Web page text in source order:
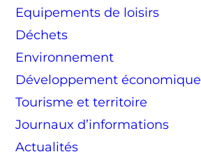
Equipements de loisirs
Déchets
Environnement
Développement économique
Tourisme et territoire
Journaux d’informations
Actualités